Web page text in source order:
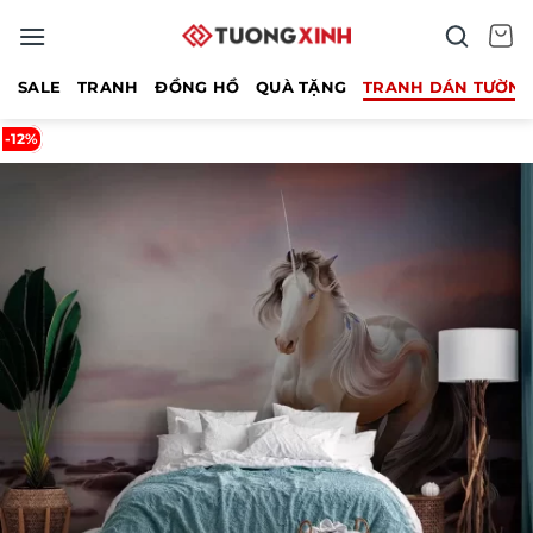
qua
SALE TRANH ĐỒNG HỒ QUÀ TẶNG TRANH DÁN
-12%